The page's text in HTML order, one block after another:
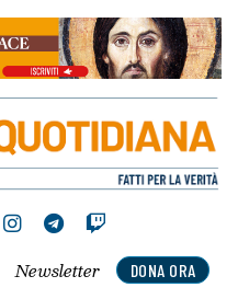
DONA ORA
Newsletter